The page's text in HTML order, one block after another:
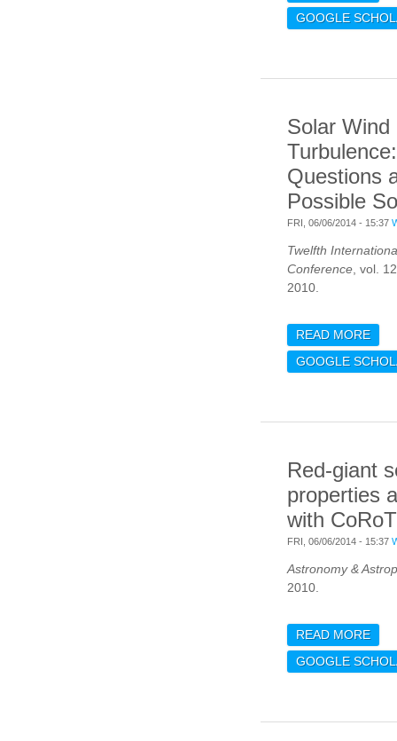
GOOGLE
Solar Wind
Questions
Possible
FRI, 06/06/2014 - 15:37
Twelfth
Conference, vol.
2010.
READ MORE
GOOGLE
Red-giant
properties
with CoRoT
FRI, 06/06/2014 - 15:37
Astronomy &
2010.
READ MORE
GOOGLE